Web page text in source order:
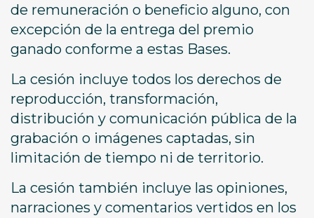
de remuneración o beneficio alguno, con
excepción de la entrega del premio
ganado conforme a estas Bases.
La cesión incluye todos los derechos de
reproducción, transformación,
distribución y comunicación pública de la
grabación o imágenes captadas, sin
limitación de tiempo ni de territorio.
La cesión también incluye las opiniones,
narraciones y comentarios vertidos en los